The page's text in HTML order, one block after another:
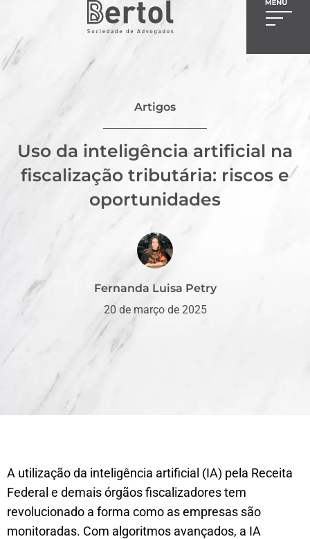
Artigos
Uso da inteligência artificial na
fiscalização tributária: riscos e
oportunidades
Fernanda Luisa Petry
20 de março de 2025
A utilização da inteligência artificial (IA) pela Receita
Federal e demais órgãos fiscalizadores tem
revolucionado a forma como as empresas são
monitoradas. Com algoritmos avançados, a IA